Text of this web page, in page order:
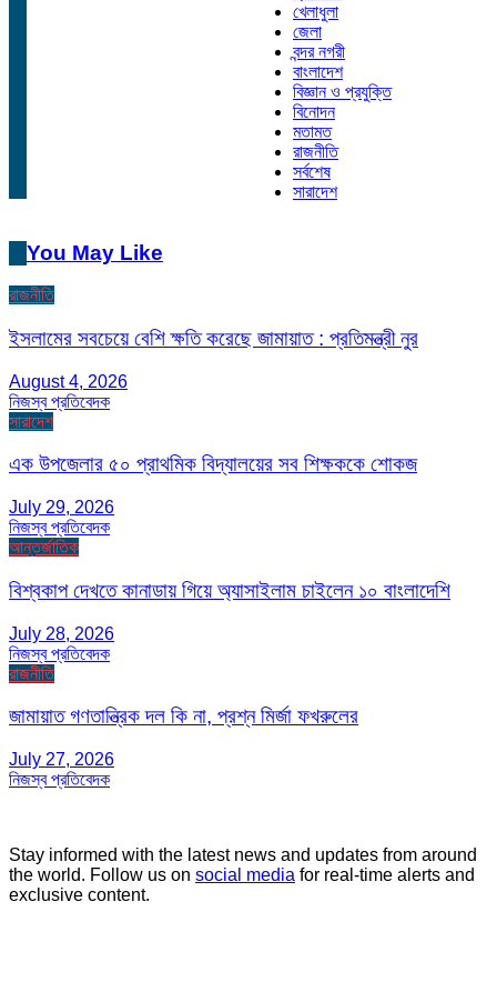
খেলাধুলা
জেলা
বন্দর নগরী
বাংলাদেশ
বিজ্ঞান ও প্রযুক্তি
বিনোদন
মতামত
রাজনীতি
সর্বশেষ
সারাদেশ
You May Like
রাজনীতি
ইসলামের সবচেয়ে বেশি ক্ষতি করেছে জামায়াত : প্রতিমন্ত্রী নুর
August 4, 2026
নিজস্ব প্রতিবেদক
সারাদেশ
এক উপজেলার ৫০ প্রাথমিক বিদ্যালয়ের সব শিক্ষককে শোকজ
July 29, 2026
নিজস্ব প্রতিবেদক
আন্তর্জাতিক
বিশ্বকাপ দেখতে কানাডায় গিয়ে অ্যাসাইলাম চাইলেন ১০ বাংলাদেশি
July 28, 2026
নিজস্ব প্রতিবেদক
রাজনীতি
জামায়াত গণতান্ত্রিক দল কি না, প্রশ্ন মির্জা ফখরুলের
July 27, 2026
নিজস্ব প্রতিবেদক
Stay informed with the latest news and updates from around
the world. Follow us on social media for real-time alerts and
exclusive content.